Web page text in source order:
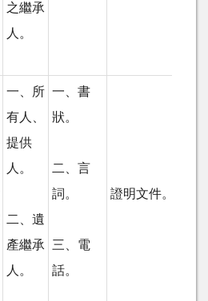
之繼承
人。
一、所
有人、
提供
人。
二、遺
產繼承
人。
一、書
狀。
二、言
詞。
三、電
話。
證明文件。